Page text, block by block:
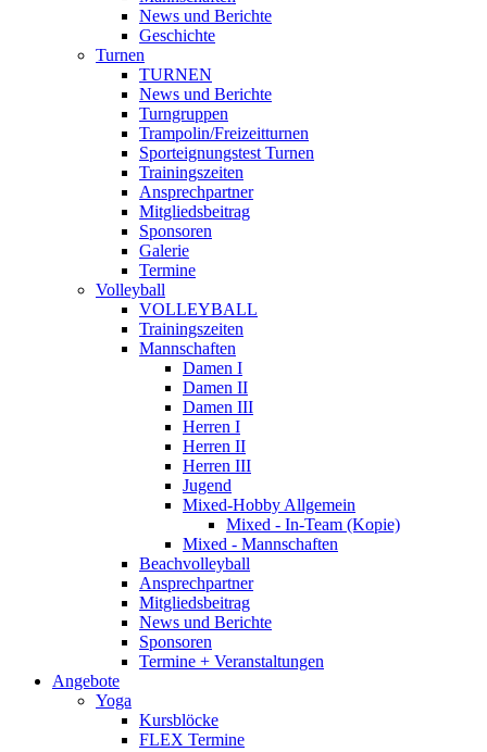
News und Berichte
Geschichte
Turnen
TURNEN
News und Berichte
Turngruppen
Trampolin/Freizeitturnen
Sporteignungstest Turnen
Trainingszeiten
Ansprechpartner
Mitgliedsbeitrag
Sponsoren
Galerie
Termine
Volleyball
VOLLEYBALL
Trainingszeiten
Mannschaften
Damen I
Damen II
Damen III
Herren I
Herren II
Herren III
Jugend
Mixed-Hobby Allgemein
Mixed - In-Team (Kopie)
Mixed - Mannschaften
Beachvolleyball
Ansprechpartner
Mitgliedsbeitrag
News und Berichte
Sponsoren
Termine + Veranstaltungen
Angebote
Yoga
Kursblöcke
FLEX Termine